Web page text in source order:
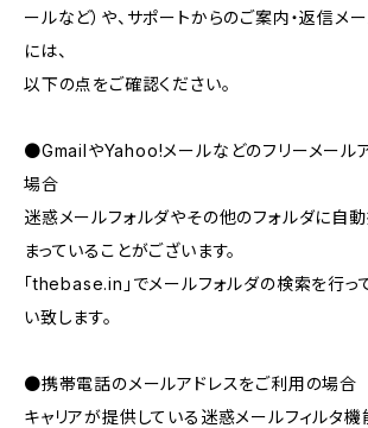
ールなど）や、サポートからのご案内・返信メ
には、
以下の点をご確認ください。
●GmailやYahoo!メールなどのフリーメール
場合
迷惑メールフォルダやその他のフォルダに自
まっていることがございます。
「thebase.in」でメールフォルダの検索を行っ
い致します。
●携帯電話のメールアドレスをご利用の場合
キャリアが提供している迷惑メールフィルタ機